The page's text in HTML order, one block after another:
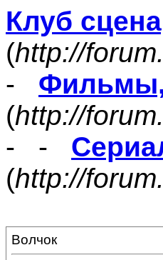
Клуб
(http://
-
(http://
- -
(http://
Волчок